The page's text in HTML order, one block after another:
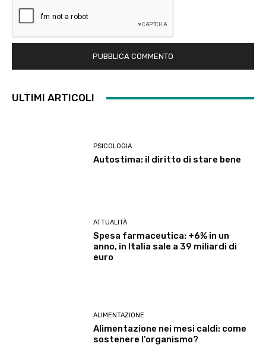
ULTIMI ARTICOLI
PSICOLOGIA
Autostima: il diritto di stare bene
ATTUALITÀ
Spesa farmaceutica: +6% in un
anno, in Italia sale a 39 miliardi di
euro
ALIMENTAZIONE
Alimentazione nei mesi caldi: come
sostenere l’organismo?